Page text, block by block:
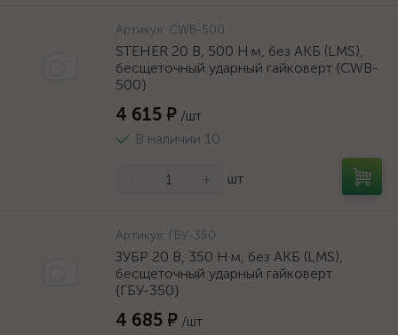
Артикул: CWB-500
STEHER 20 В, 500 Н·м, без АКБ (LMS),
бесщеточный ударный гайковерт {CWB-
500}
4 615 ₽ /шт
В наличии 10
+ шт
Артикул: ГБУ-350
ЗУБР 20 В, 350 Н·м, без АКБ (LMS),
бесщеточный ударный гайковерт
{ГБУ-350}
4 685 ₽ /шт